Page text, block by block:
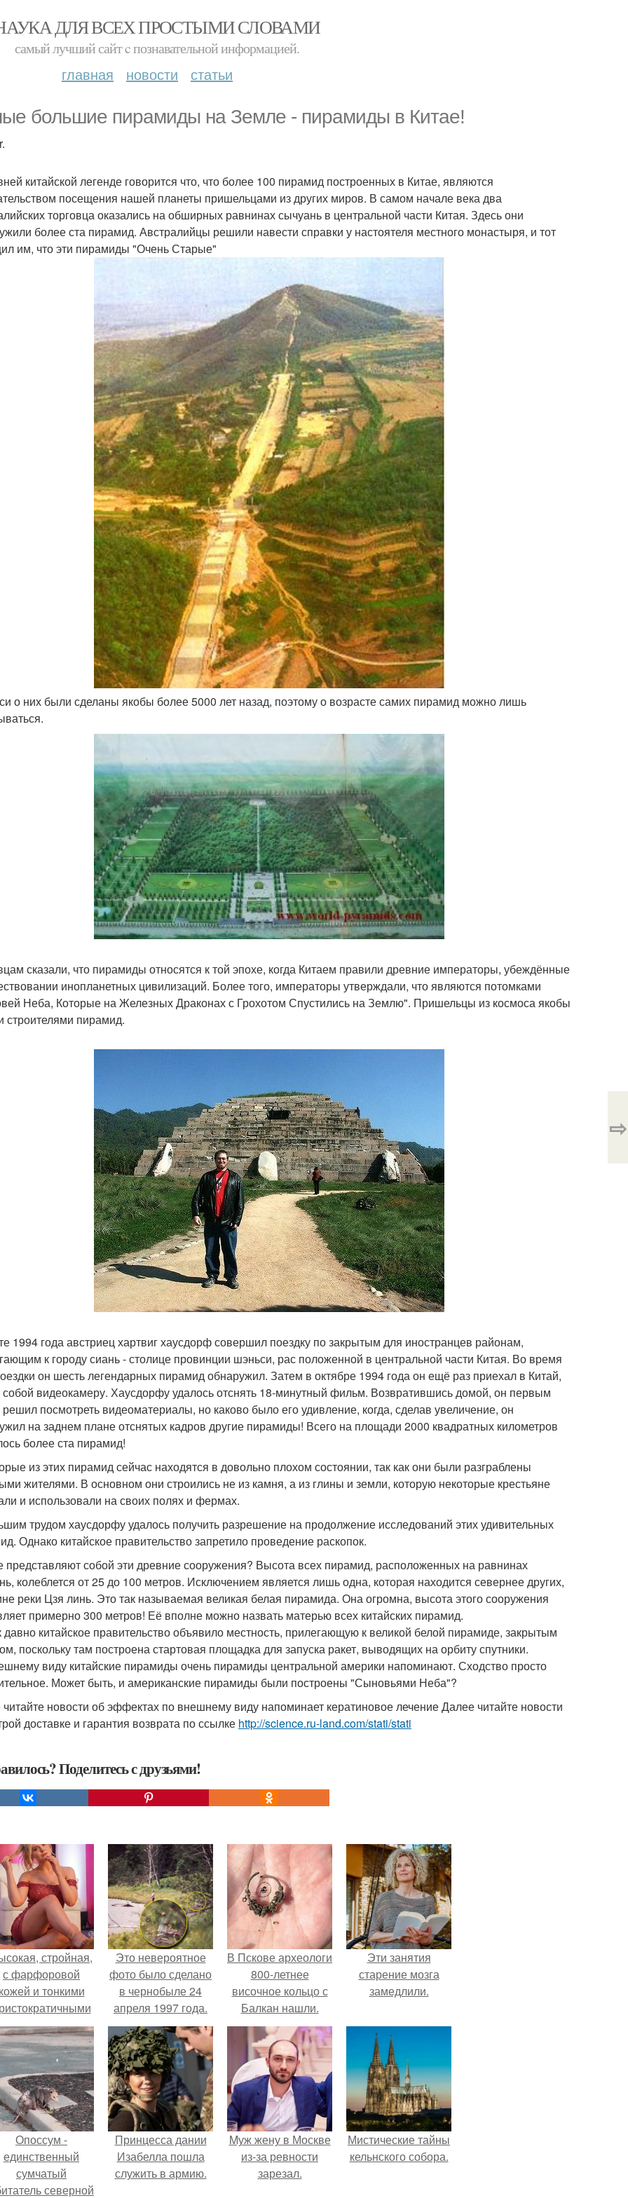
ДЛЯ ВСЕХ ПРОСТЫМИ СЛОВАМИ
самый лучший сайт c познавательной информацией.
главная новости статьи
большие пирамиды на Земле - пирамиды в Китае!
китайской легенде говорится что, что более 100 пирамид построенных в Китае, являются
посещения нашей планеты пришельцами из других миров. В самом начале века два
торговца оказались на обширных равнинах сычуань в центральной части Китая. Здесь они
более ста пирамид. Австралийцы решили навести справки у настоятеля местного монастыря, и тот
им, что эти пирамиды "Очень Старые"
о них были сделаны якобы более 5000 лет назад, поэтому о возрасте самих пирамид можно лишь
сказали, что пирамиды относятся к той эпохе, когда Китаем правили древние императоры, убеждённые
инопланетных цивилизаций. Более того, императоры утверждали, что являются потомками
Неба, Которые на Железных Драконах с Грохотом Спустились на Землю". Пришельцы из космоса якобы
строителями пирамид.
1994 года австриец хартвиг хаусдорф совершил поездку по закрытым для иностранцев районам,
к городу сиань - столице провинции шэньси, рас положенной в центральной части Китая. Во время
он шесть легендарных пирамид обнаружил. Затем в октябре 1994 года он ещё раз приехал в Китай,
собой видеокамеру. Хаусдорфу удалось отснять 18-минутный фильм. Возвратившись домой, он первым
посмотреть видеоматериалы, но каково было его удивление, когда, сделав увеличение, он
на заднем плане отснятых кадров другие пирамиды! Всего на площади 2000 квадратных километров
более ста пирамид!
из этих пирамид сейчас находятся в довольно плохом состоянии, так как они были разграблены
жителями. В основном они строились не из камня, а из глины и земли, которую некоторые крестьяне
и использовали на своих полях и фермах.
трудом хаусдорфу удалось получить разрешение на продолжение исследований этих удивительных
Однако китайское правительство запретило проведение раскопок.
представляют собой эти древние сооружения? Высота всех пирамид, расположенных на равнинах
колеблется от 25 до 100 метров. Исключением является лишь одна, которая находится севернее других,
реки Цзя линь. Это так называемая великая белая пирамида. Она огромна, высота этого сооружения
примерно 300 метров! Её вполне можно назвать матерью всех китайских пирамид.
давно китайское правительство объявило местность, прилегающую к великой белой пирамиде, закрытым
поскольку там построена стартовая площадка для запуска ракет, выводящих на орбиту спутники.
виду китайские пирамиды очень пирамиды центральной америки напоминают. Сходство просто
Может быть, и американские пирамиды были построены "Сыновьями Неба"?
новости об эффектах по внешнему виду напоминает кератиновое лечение Далее читайте новости
доставке и гарантия возврата по ссылке http://science.ru-land.com/stati/stati
Поделитесь с друзьями!
⇨
стройная,
с фарфоровой
кожей и тонкими
чертами, эль
так, будто
с полотна
художника.
Это невероятное
фото было сделано
в чернобыле 24
апреля 1997 года.
В Пскове археологи
800-летнее
височное кольцо с
Балкан нашли.
Эти занятия
старение мозга
замедлили.
Опоссум -
единственный
сумчатый
северной
Принцесса дании
Изабелла пошла
служить в армию.
Mуж жену в Москве
из-за ревности
зарезал.
Мистические тайны
кельнского собора.